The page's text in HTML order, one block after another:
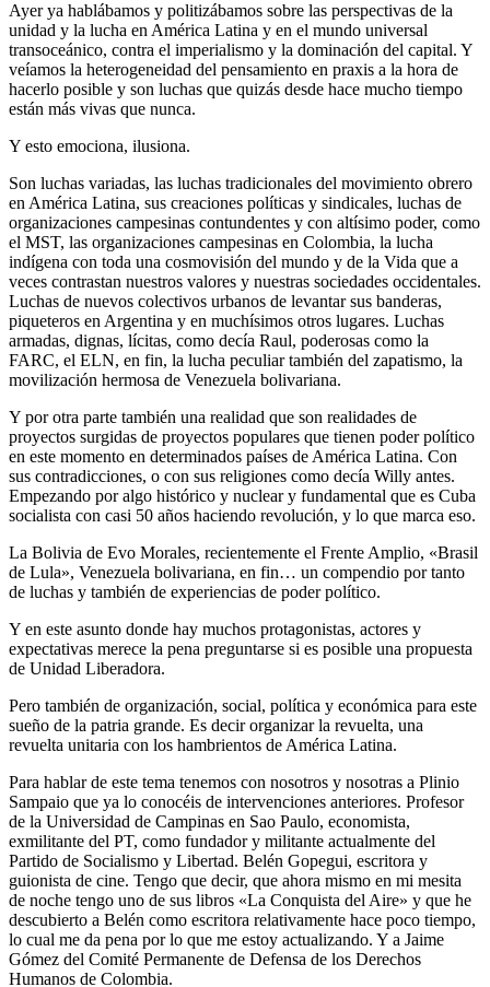
Ayer ya hablábamos y politizábamos sobre las perspectivas de la
unidad y la lucha en América Latina y en el mundo universal
transoceánico, contra el imperialismo y la dominación del capital. Y
veíamos la heterogeneidad del pensamiento en praxis a la hora de
hacerlo posible y son luchas que quizás desde hace mucho tiempo
están más vivas que nunca.
Y esto emociona, ilusiona.
Son luchas variadas, las luchas tradicionales del movimiento obrero
en América Latina, sus creaciones políticas y sindicales, luchas de
organizaciones campesinas contundentes y con altísimo poder, como
el MST, las organizaciones campesinas en Colombia, la lucha
indígena con toda una cosmovisión del mundo y de la Vida que a
veces contrastan nuestros valores y nuestras sociedades occidentales.
Luchas de nuevos colectivos urbanos de levantar sus banderas,
piqueteros en Argentina y en muchísimos otros lugares. Luchas
armadas, dignas, lícitas, como decía Raul, poderosas como la
FARC, el ELN, en fin, la lucha peculiar también del zapatismo, la
movilización hermosa de Venezuela bolivariana.
Y por otra parte también una realidad que son realidades de
proyectos surgidas de proyectos populares que tienen poder político
en este momento en determinados países de América Latina. Con
sus contradicciones, o con sus religiones como decía Willy antes.
Empezando por algo histórico y nuclear y fundamental que es Cuba
socialista con casi 50 años haciendo revolución, y lo que marca eso.
La Bolivia de Evo Morales, recientemente el Frente Amplio, «Brasil
de Lula», Venezuela bolivariana, en fin… un compendio por tanto
de luchas y también de experiencias de poder político.
Y en este asunto donde hay muchos protagonistas, actores y
expectativas merece la pena preguntarse si es posible una propuesta
de Unidad Liberadora.
Pero también de organización, social, política y económica para este
sueño de la patria grande. Es decir organizar la revuelta, una
revuelta unitaria con los hambrientos de América Latina.
Para hablar de este tema tenemos con nosotros y nosotras a Plinio
Sampaio que ya lo conocéis de intervenciones anteriores. Profesor
de la Universidad de Campinas en Sao Paulo, economista,
exmilitante del PT, como fundador y militante actualmente del
Partido de Socialismo y Libertad. Belén Gopegui, escritora y
guionista de cine. Tengo que decir, que ahora mismo en mi mesita
de noche tengo uno de sus libros «La Conquista del Aire» y que he
descubierto a Belén como escritora relativamente hace poco tiempo,
lo cual me da pena por lo que me estoy actualizando. Y a Jaime
Gómez del Comité Permanente de Defensa de los Derechos
Humanos de Colombia.